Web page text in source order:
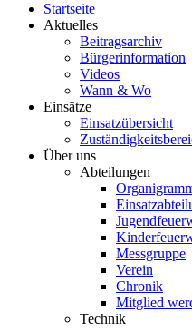
Startseite
Aktuelles
Beitragsarchiv
Bürgerinformation
Videos
Wann & Wo
Einsätze
Einsatzübersicht
Über uns
Abteilungen
Messgruppe
Verein
Chronik
Mitglied
Technik